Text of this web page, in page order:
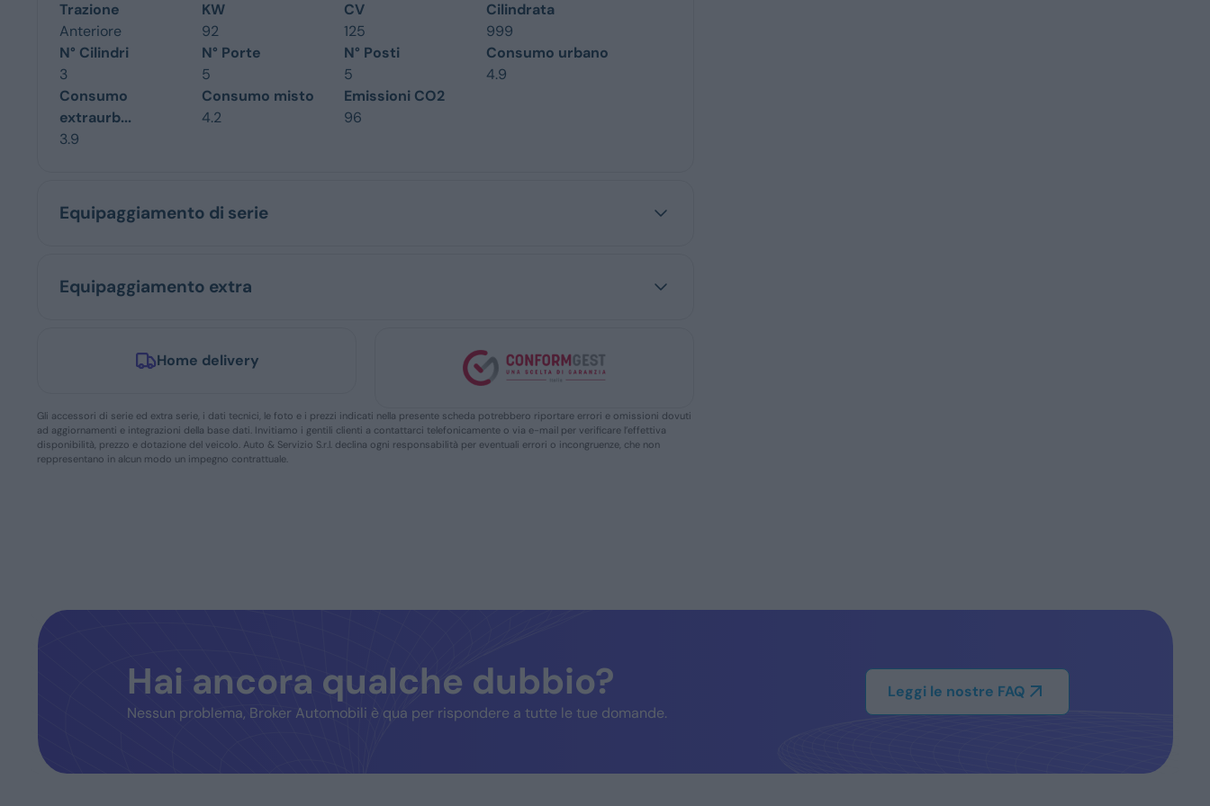
Trazione
Anteriore
KW
92
CV
125
Cilindrata
999
N° Cilindri
3
N° Porte
5
N° Posti
5
Consumo urbano
4.9
Consumo
extraurb...
3.9
Consumo misto
4.2
Emissioni CO2
96
Equipaggiamento di serie
Equipaggiamento extra
Home delivery
Gli accessori di serie ed extra serie, i dati tecnici, le foto e i prezzi indicati nella presente scheda potrebbero riportare errori e omissioni dovuti
ad aggiornamenti e integrazioni della base dati. Invitiamo i gentili clienti a contattarci telefonicamente o via e-mail per verificare l’effettiva
disponibilità, prezzo e dotazione del veicolo. Auto & Servizio S.r.l. declina ogni responsabilità per eventuali errori o incongruenze, che non
reppresentano in alcun modo un impegno contrattuale.
Hai ancora qualche dubbio?
Nessun problema, Broker Automobili è qua per rispondere a tutte le tue domande.
Leggi le nostre FAQ